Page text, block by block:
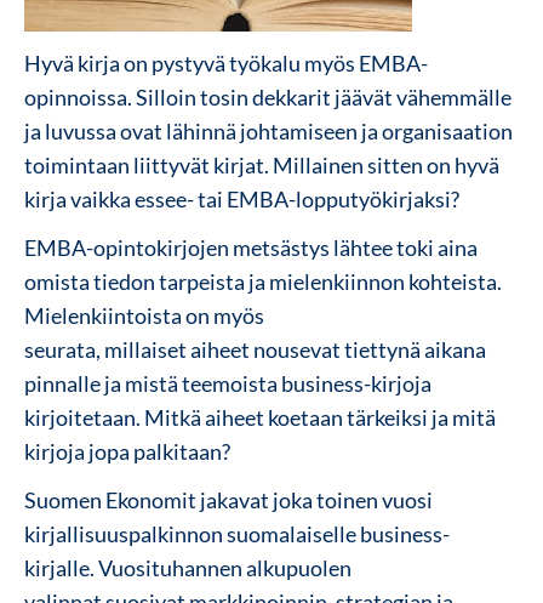
Hyvä kirja on pystyvä työkalu myös EMBA-
opinnoissa. Silloin tosin dekkarit jäävät vähemmälle
ja luvussa ovat lähinnä johtamiseen ja organisaation
toimintaan liittyvät kirjat. Millainen sitten on hyvä
kirja vaikka essee- tai EMBA-lopputyökirjaksi?
EMBA-opintokirjojen metsästys lähtee toki aina
omista tiedon tarpeista ja mielenkiinnon kohteista.
Mielenkiintoista on myös
seurata, millaiset aiheet nousevat tiettynä aikana
pinnalle ja mistä teemoista business-kirjoja
kirjoitetaan. Mitkä aiheet koetaan tärkeiksi ja mitä
kirjoja jopa palkitaan?
Suomen Ekonomit jakavat joka toinen vuosi
kirjallisuuspalkinnon suomalaiselle business-
kirjalle. Vuosituhannen alkupuolen